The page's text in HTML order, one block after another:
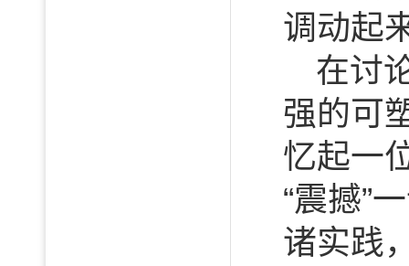
调动起
在讨
强的可
忆起一
“震撼”
诸实践